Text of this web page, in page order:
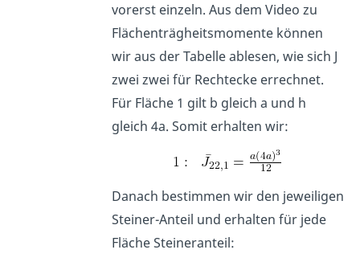
vorerst einzeln. Aus dem Video zu
Flächenträgheitsmomente können
wir aus der Tabelle ablesen, wie sich J
zwei zwei für Rechtecke errechnet.
Für Fläche 1 gilt b gleich a und h
gleich 4a. Somit erhalten wir:
Danach bestimmen wir den jeweiligen
Steiner-Anteil und erhalten für jede
Fläche Steineranteil: